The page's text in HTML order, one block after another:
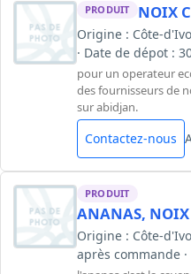
PRODUIT NOIX
Origine : Côte-
· Date de dépot :
pour un operateur
des fournisseurs de
sur abidjan.
Contactez-nous
PRODUIT
ANANAS, NOIX
Origine : Côte-
après commande